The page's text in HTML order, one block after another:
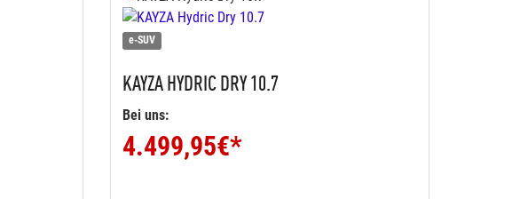
e-SUV
KAYZAHYDRIC DRY 10.7
Bei uns:
4.499,95€*